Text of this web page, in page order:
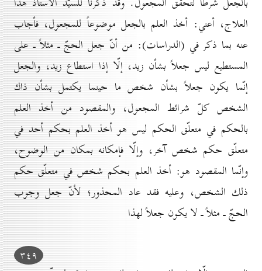
العلاج، أعني: أخذ العلم بالجعل موضوعاً للمجعول، فأجاب
عنه بما ذكر في (الدراسات): من أنّ جعل الحجّ ـ مثلاً ـ على
المستطيع ليس جعلاً بشأن زيد، إلّا إذا استطاع زيد، والجعل
إنّما يكون جعلاً بشأن شخص ما حينما يكتمل بشأن ذاك
الشخص كلّ شرائط المجعول، والمقصود من أخذ العلم
بالحكم في متعلّق الحكم ليس هو أخذ العلم بحكم أحد في
متعلّق حكم شخص آخر، وإلّا فإمكانه بمكان من الوضوح،
وإنّما المقصود هو: أخذ العلم بحكم شخص في متعلّق حكم
ذلك الشخص، وعليه فقد عاد المحذور؛ لأنّ جعل وجوب
الحجّ ـ مثلاً ـ لا يكون جعلاً لهذا
۳٤۹